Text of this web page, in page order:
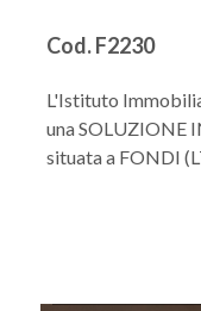
Cod. F2230
L'Istituto
una SOLUZIONE
situata a FONDI